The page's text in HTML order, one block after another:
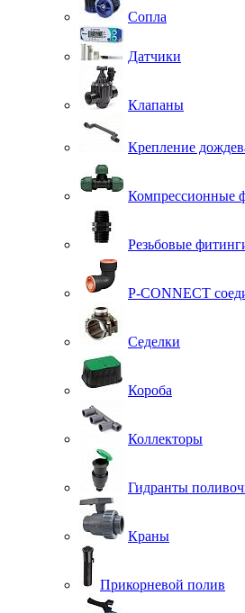
Сопла
Датчики
Клапаны
Крепление
Компрессионные
Резьбовые
P-CONNECT
Седелки
Короба
Коллекторы
Гидранты
Краны
Прикорневой полив